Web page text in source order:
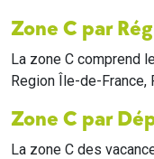
Zone C par
La zone C comprend
Region Île-de-France,
Zone C par
La zone C des